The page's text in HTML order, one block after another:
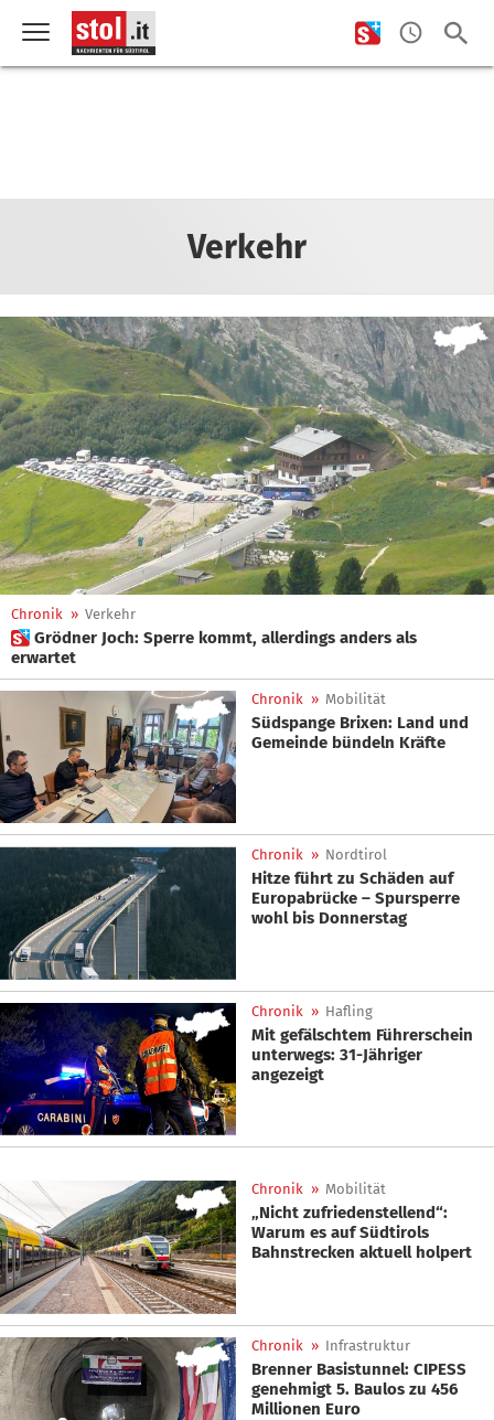
Verkehr
Chronik » Verkehr
 Grödner Joch: Sperre kommt, allerdings anders als
erwartet
Chronik » Mobilität
Südspange Brixen: Land und
Gemeinde bündeln Kräfte
Chronik » Nordtirol
Hitze führt zu Schäden auf
Europabrücke – Spursperre
wohl bis Donnerstag
Chronik » Hafling
Mit gefälschtem Führerschein
unterwegs: 31-Jähriger
angezeigt
Chronik » Mobilität
„Nicht zufriedenstellend“:
Warum es auf Südtirols
Bahnstrecken aktuell holpert
Chronik » Infrastruktur
Brenner Basistunnel: CIPESS
genehmigt 5. Baulos zu 456
Millionen Euro